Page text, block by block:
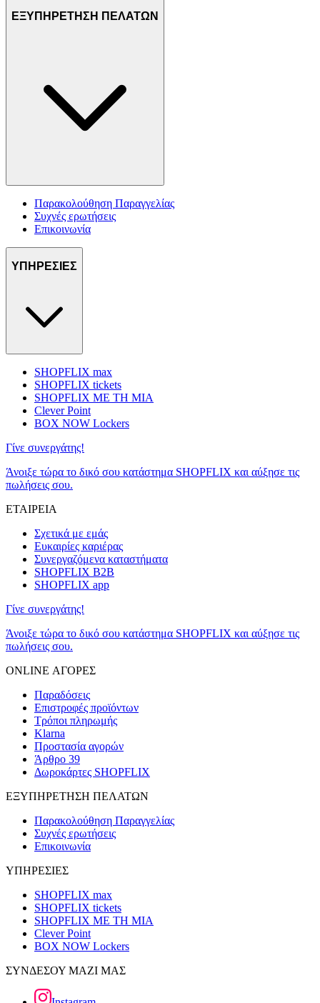
ΕΞΥΠΗΡΕΤΗΣΗ ΠΕΛΑΤΩΝ
Παρακολούθηση Παραγγελίας
Συχνές ερωτήσεις
Επικοινωνία
ΥΠΗΡΕΣΙΕΣ
SHOPFLIX max
SHOPFLIX tickets
SHOPFLIX ΜΕ ΤΗ ΜΙΑ
Clever Point
BOX NOW Lockers
Γίνε συνεργάτης!
Άνοιξε τώρα το δικό σου κατάστημα SHOPFLIX και αύξησε τις
πωλήσεις σου.
ΕΤΑΙΡΕΙΑ
Σχετικά με εμάς
Ευκαιρίες καριέρας
Συνεργαζόμενα καταστήματα
SHOPFLIX B2B
SHOPFLIX app
Γίνε συνεργάτης!
Άνοιξε τώρα το δικό σου κατάστημα SHOPFLIX και αύξησε τις
πωλήσεις σου.
ONLINE ΑΓΟΡΕΣ
Παραδόσεις
Επιστροφές προϊόντων
Τρόποι πληρωμής
Klarna
Προστασία αγορών
Άρθρο 39
Δωροκάρτες SHOPFLIX
ΕΞΥΠΗΡΕΤΗΣΗ ΠΕΛΑΤΩΝ
Παρακολούθηση Παραγγελίας
Συχνές ερωτήσεις
Επικοινωνία
ΥΠΗΡΕΣΙΕΣ
SHOPFLIX max
SHOPFLIX tickets
SHOPFLIX ΜΕ ΤΗ ΜΙΑ
Clever Point
BOX NOW Lockers
ΣΥΝΔΕΣΟΥ ΜΑΖΙ ΜΑΣ